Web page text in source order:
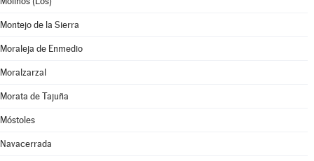
Montejo de la Sierra
Moraleja de Enmedio
Moralzarzal
Morata de Tajuña
Móstoles
Navacerrada